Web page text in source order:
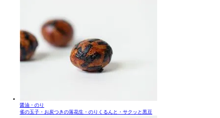
醤油・のり
雀の玉子・お炭つきの落花生・のりくるんと・サクッと黒豆